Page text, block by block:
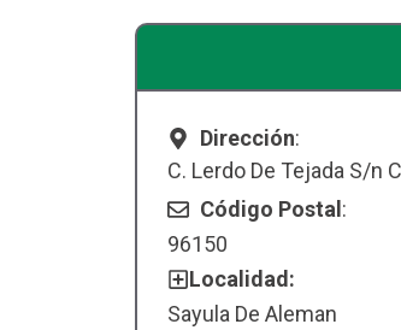
Dirección:
C. Lerdo De Tejada S/n
Código Postal :
96150
Localidad:
Sayula De Aleman